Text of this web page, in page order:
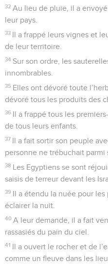
32 Au lieu de pluie, il a
leur pays.
33 Il a frappé leurs vignes et
de leur territoire.
34 Sur son ordre, les
innombrables.
35 Elles ont dévoré toute
dévoré tous les produits des
36 Il a frappé tous les
de tous leurs enfants.
37 Il a fait sortir son peuple
personne ne trébuchait parmi
38 Les Egyptiens se sont
saisis de terreur devant les
39 Il a étendu la nuée pour
éclairer la nuit.
40 A leur demande, il a fait
rassasiés du pain du ciel.
41 Il a ouvert le rocher et de
comme un fleuve dans les